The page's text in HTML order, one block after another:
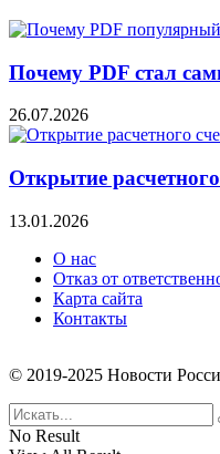
Почему PDF стал
26.07.2026
Открытие
13.01.2026
О нас
Отказ от
Карта сайта
Контакты
© 2019-2025 Новости
No Result